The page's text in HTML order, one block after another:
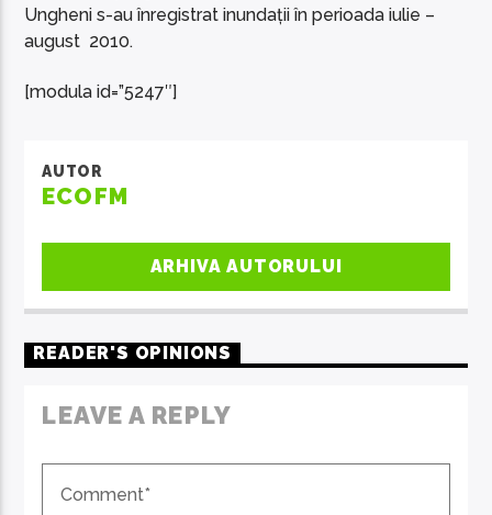
Ungheni s-au înregistrat inundații în perioada iulie –
august 2010.
[modula id=”5247″]
AUTOR
ECOFM
ARHIVA AUTORULUI
READER'S OPINIONS
LEAVE A REPLY